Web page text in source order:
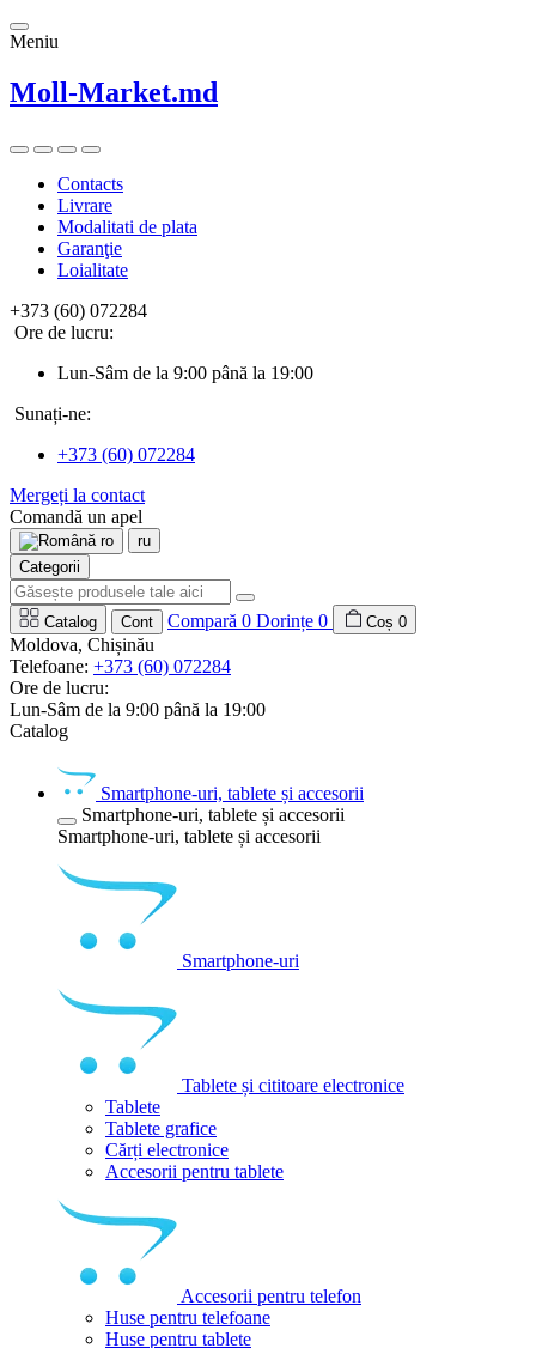
Meniu
Moll-Market.md
Contacts
Livrare
Modalitati de plata
Garanţie
Loialitate
+373 (60) 072284
Ore de lucru:
Lun-Sâm de la 9:00 până la 19:00
Sunați-ne:
+373 (60) 072284
Mergeți la contact
Comandă un apel
ro
ru
Categorii
Catalog Cont Compară 0 Dorințe 0 Coș 0
Moldova, Chișinău
Telefoane: +373 (60) 072284
Ore de lucru:
Lun-Sâm de la 9:00 până la 19:00
Catalog
Smartphone-uri, tablete și accesorii
Smartphone-uri, tablete și accesorii
Smartphone-uri, tablete și accesorii
Smartphone-uri
Tablete și cititoare electronice
Tablete
Tablete grafice
Cărți electronice
Accesorii pentru tablete
Accesorii pentru telefon
Huse pentru telefoane
Huse pentru tablete